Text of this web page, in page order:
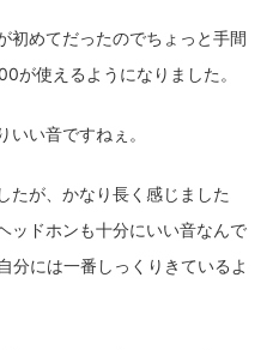
初めてだったのでちょっと手間
が使えるようになりました。
い音ですねぇ。
たが、かなり長く感じました
ッドホンも十分にいい音なんで
分には一番しっくりきているよ